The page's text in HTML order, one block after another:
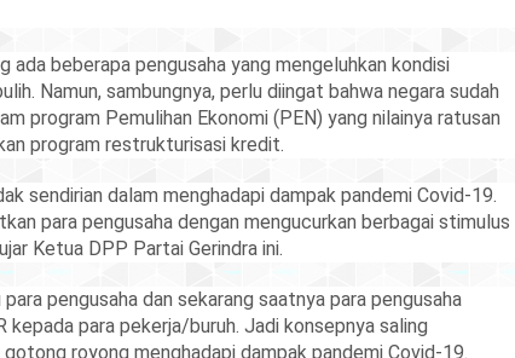
ada beberapa pengusaha yang mengeluhkan kondisi
Namun, sambungnya, perlu diingat bahwa negara sudah
program Pemulihan Ekonomi (PEN) yang nilainya ratusan
program restrukturisasi kredit.
sendirian dalam menghadapi dampak pandemi Covid-19.
para pengusaha dengan mengucurkan berbagai stimulus
Ketua DPP Partai Gerindra ini.
pengusaha dan sekarang saatnya para pengusaha
kepada para pekerja/buruh. Jadi konsepnya saling
royong menghadapi dampak pandemi Covid-19.